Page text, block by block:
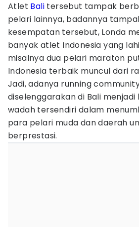
Atlet Bali tersebut tampak
pelari lainnya, badannya
kesempatan tersebut, Londa
banyak atlet Indonesia yang
misalnya dua pelari maraton
Indonesia terbaik muncul dari
Jadi, adanya running
diselenggarakan di Bali
wadah tersendiri dalam
para pelari muda dan daerah
berprestasi.